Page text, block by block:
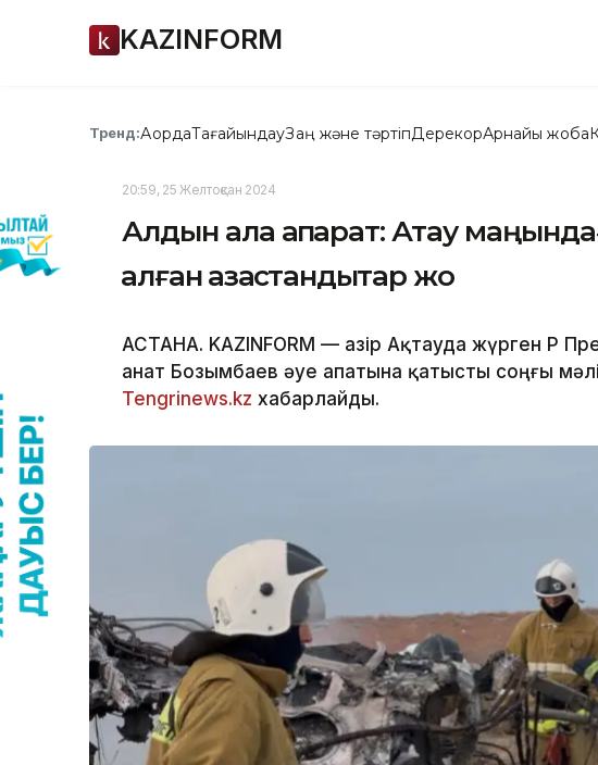
KAZINFORM
Тренд:АқордаТағайындауЗаң және тәртіпДерекқорАрнайы жоба
20:59, 25 Желтоқсан 2024
Алдын ала ақпарат: Ақтау
қалған қазақстандықтар жоқ
АСТАНА. KAZINFORM — Қазір Ақтауда жүрген ҚР
Қанат Бозымбаев әуе апатына қатысты соңғы
Tengrinews.kz хабарлайды.